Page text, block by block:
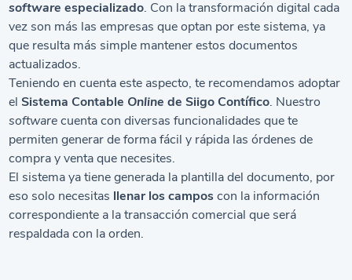
software especializado. Con la transformación digital cada
vez son más las empresas que optan por este sistema, ya
que resulta más simple mantener estos documentos
actualizados.
Teniendo en cuenta este aspecto, te recomendamos adoptar
elSistema Contable Online de Siigo Contífico. Nuestro
softwarecuenta con diversas funcionalidades que te
permiten generar de forma fácil y rápida las órdenes de
compra y venta que necesites.
El sistema ya tiene generada la plantilla del documento, por
eso solo necesitas llenar los camposcon la información
correspondiente a la transacción comercial que será
respaldada con la orden.